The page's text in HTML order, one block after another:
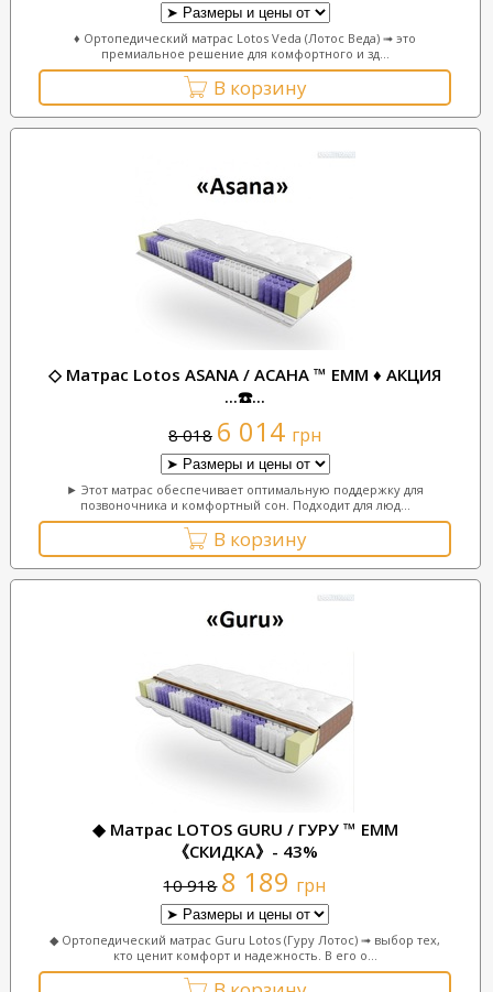
♦ Ортопедический матрас Lotos Veda (Лотос Веда) ➟ это
премиальное решение для комфортного и зд...
В корзину
◇ Матрас Lotos ASANA / АСАНА ™ ЕММ ♦ АКЦИЯ
...☎️...
8 018 6 014 грн
► Этот матрас обеспечивает оптимальную поддержку для
позвоночника и комфортный сон. Подходит для люд...
В корзину
◆ Матрас LOTOS GURU / ГУРУ ™ ЕММ
《СКИДКА》- 43%
10 918 8 189 грн
◆ Ортопедический матрас Guru Lotos (Гуру Лотос) ➟ выбор тех,
кто ценит комфорт и надежность. В его о...